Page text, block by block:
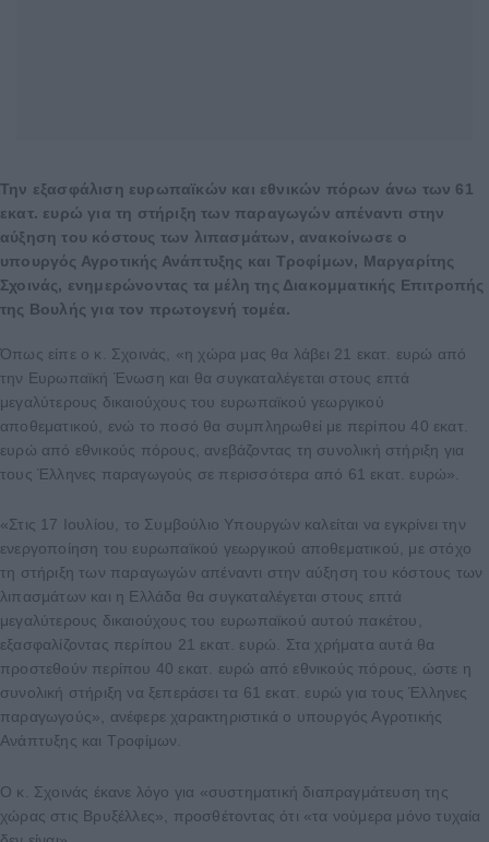
Την εξασφάλιση ευρωπαϊκών και εθνικών πόρων άνω των 61
εκατ. ευρώ για τη στήριξη των παραγωγών απέναντι στην
αύξηση του κόστους των λιπασμάτων, ανακοίνωσε ο
υπουργός Αγροτικής Ανάπτυξης και Τροφίμων, Μαργαρίτης
Σχοινάς, ενημερώνοντας τα μέλη της Διακομματικής Επιτροπής
της Βουλής για τον πρωτογενή τομέα.
Όπως είπε ο κ. Σχοινάς, «η χώρα μας θα λάβει 21 εκατ. ευρώ από
την Ευρωπαϊκή Ένωση και θα συγκαταλέγεται στους επτά
μεγαλύτερους δικαιούχους του ευρωπαϊκού γεωργικού
αποθεματικού, ενώ το ποσό θα συμπληρωθεί με περίπου 40 εκατ.
ευρώ από εθνικούς πόρους, ανεβάζοντας τη συνολική στήριξη για
τους Έλληνες παραγωγούς σε περισσότερα από 61 εκατ. ευρώ».
«Στις 17 Ιουλίου, το Συμβούλιο Υπουργών καλείται να εγκρίνει την
ενεργοποίηση του ευρωπαϊκού γεωργικού αποθεματικού, με στόχο
τη στήριξη των παραγωγών απέναντι στην αύξηση του κόστους των
λιπασμάτων και η Ελλάδα θα συγκαταλέγεται στους επτά
μεγαλύτερους δικαιούχους του ευρωπαϊκού αυτού πακέτου,
εξασφαλίζοντας περίπου 21 εκατ. ευρώ. Στα χρήματα αυτά θα
προστεθούν περίπου 40 εκατ. ευρώ από εθνικούς πόρους, ώστε η
συνολική στήριξη να ξεπεράσει τα 61 εκατ. ευρώ για τους Έλληνες
παραγωγούς», ανέφερε χαρακτηριστικά ο υπουργός Αγροτικής
Ανάπτυξης και Τροφίμων.
Ο κ. Σχοινάς έκανε λόγο για «συστηματική διαπραγμάτευση της
χώρας στις Βρυξέλλες», προσθέτοντας ότι «τα νούμερα μόνο τυχαία